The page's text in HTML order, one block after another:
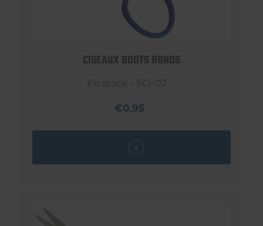
CISEAUX BOUTS RONDS
En stock - SCI-02
€0,95